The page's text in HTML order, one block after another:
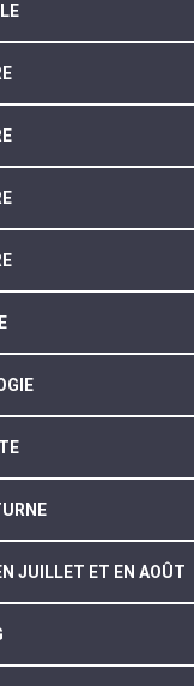
JUILLET ET EN AOÛT